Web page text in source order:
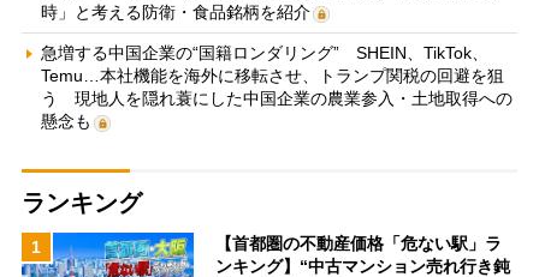
時」と考える防衛・食品銘柄を紹介
急増する中国企業の“国籍ロンダリング” SHEIN、TikTok、
Temu…本社機能を海外に移転させ、トランプ関税の回避を狙
う 現地人を隠れ蓑にした中国企業の農業参入・土地取得への
懸念も
ランキング
1
【首都圏の不動産価格「危ない駅」ラ
ンキング】“中古マンション売れ行き鈍